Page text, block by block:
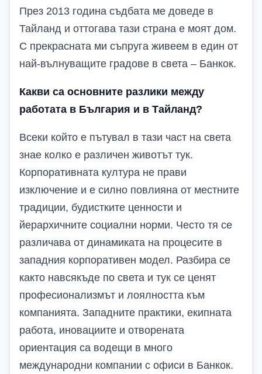
През 2013 година съдбата ме доведе в
Тайланд и оттогава тази страна е моят дом.
С прекрасната ми съпруга живеем в един от
най-вълнуващите градове в света – Банкок.
Какви са основните разлики между
работата в България и в Тайланд?
Всеки който е пътувал в тази част на света
знае колко е различен животът тук.
Корпоративната култура не прави
изключение и е силно повлияна от местните
традиции, будистките ценности и
йерархичните социални норми. Често тя се
различава от динамиката на процесите в
западния корпоративен модел. Разбира се
както навсякъде по света и тук се ценят
професионализмът и лоялността към
компанията. Западните практики, екипната
работа, иновациите и отворената
ориентация са водещи в много
международни компании с офиси в Банкок.